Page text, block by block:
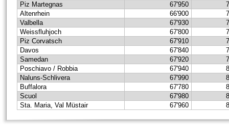
Piz Martegnas
67'950
Altenrhein
66'900
Valbella
67'930
Weissfluhjoch
67'800
Piz Corvatsch
67'910
Davos
67'840
Samedan
67'920
Poschiavo / Robbia
67'940
Naluns-Schlivera
67'990
Buffalora
67'780
Scuol
67'980
Sta. Maria, Val Müstair
67'960